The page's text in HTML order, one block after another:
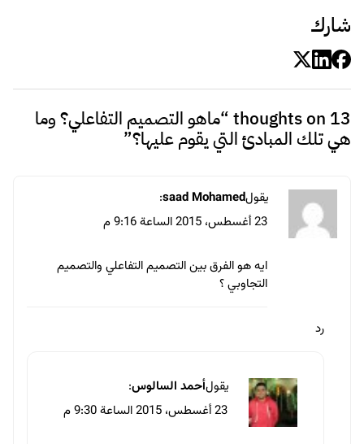
شارك
13 thoughts on “ ماهو التصميم التفاعلي؟ وما
هي تلك المبادئ التي يقوم عليها؟”
يقولsaad Mohamed
:
23 أغسطس، 2015 الساعة 9:16 م
ايه هو الفرق بين التصميم التفاعلي والتصميم
التجاوبي ؟
رد
يقولأحمد السالوس:
23 أغسطس، 2015 الساعة 9:30 م